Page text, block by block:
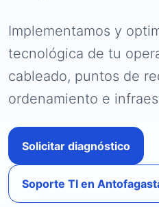
Implementamos y
tecnológica de tu
cableado, puntos de
ordenamiento e
Solicitar diagnóstico
Soporte TI en